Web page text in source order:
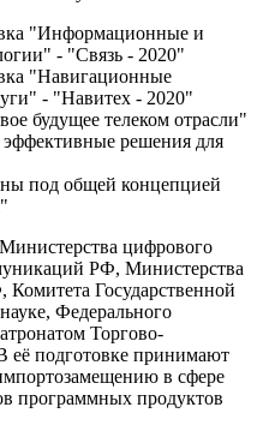
"Информационные и
- "Связь - 2020"
"Навигационные
- "Навитех - 2020"
будущее телеком отрасли"
решения для
под общей концепцией
цифрового
РФ, Министерства
Государственной
Федерального
Торгово-
подготовке принимают
в сфере
программных продуктов